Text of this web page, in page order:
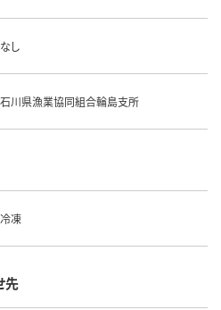
なし
石川県漁業協同組合輪島支所
冷凍
先